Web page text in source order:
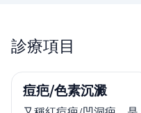
診療項目
痘疤/色素沉澱